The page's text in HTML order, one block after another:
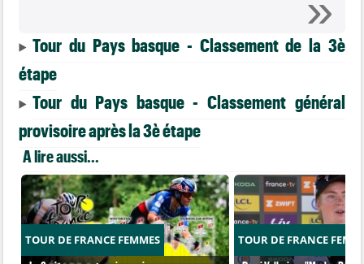
Tour du Pays basque - Classement de la 3è
étape
Tour du Pays basque - Classement général
provisoire après la 3è étape
A lire aussi...
TOUR DE FRANCE FEMMES TOUR DE FRANCE